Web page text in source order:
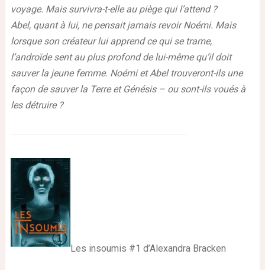
voyage. Mais survivra-t-elle au piège qui l’attend ?
Abel, quant à lui, ne pensait jamais revoir Noémi. Mais
lorsque son créateur lui apprend ce qui se trame,
l’androïde sent au plus profond de lui-même qu’il doit
sauver la jeune femme. Noémi et Abel trouveront-ils une
façon de sauver la Terre et Génésis – ou sont-ils voués à
les détruire ?
Les insoumis #1 d’Alexandra Bracken